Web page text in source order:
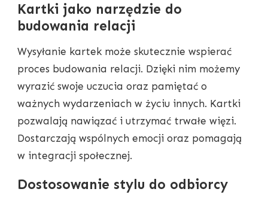
Kartki jako narzędzie do
budowania relacji
Wysyłanie kartek może skutecznie wspierać
proces budowania relacji. Dzięki nim możemy
wyrazić swoje uczucia oraz pamiętać o
ważnych wydarzeniach w życiu innych. Kartki
pozwalają nawiązać i utrzymać trwałe więzi.
Dostarczają wspólnych emocji oraz pomagają
w integracji społecznej.
Dostosowanie stylu do odbiorcy